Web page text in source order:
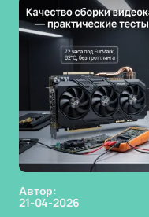
Автор:
21-04-2026